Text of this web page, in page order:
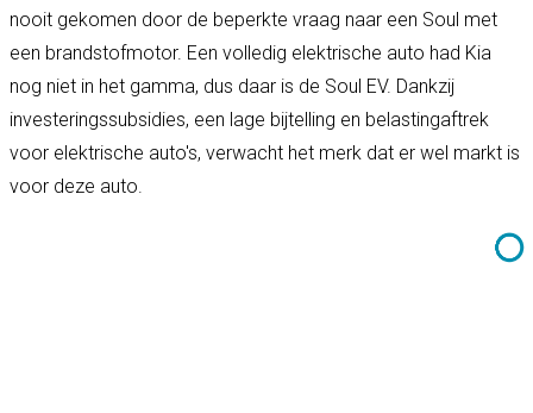
nooit gekomen door de beperkte vraag naar een Soul met
een brandstofmotor. Een volledig elektrische auto had Kia
nog niet in het gamma, dus daar is de Soul EV. Dankzij
investeringssubsidies, een lage bijtelling en belastingaftrek
voor elektrische auto's, verwacht het merk dat er wel markt is
voor deze auto.